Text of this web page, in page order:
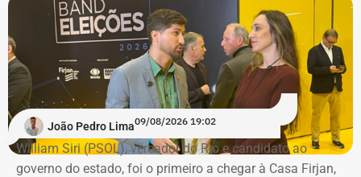
João Pedro Lima09/08/2026 19:02
William Siri (PSOL), vereador do Rio e candidato ao
governo do estado, foi o primeiro a chegar à Casa Firjan,